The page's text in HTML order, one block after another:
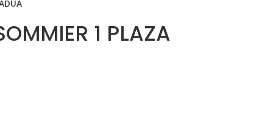
1 PLAZA